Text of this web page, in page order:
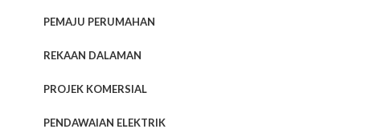
PEMAJU PERUMAHAN
REKAAN DALAMAN
PROJEK KOMERSIAL
PENDAWAIAN ELEKTRIK